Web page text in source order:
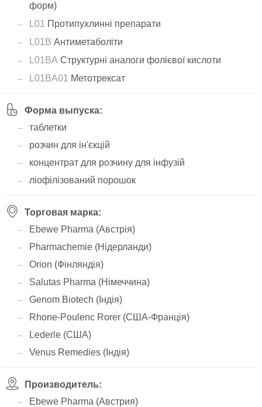
форм)
L01
Протипухлинні препарати
L01B Антиметаболіти
L01BA Структурні аналоги фолієвої кислоти
L01BA01
Метотрексат
Форма выпуска:
таблетки
розчин для ін'єкцій
концентрат для розчину для інфузій
ліофілізований порошок
Торговая марка:
Ebewe Pharma (Австрія)
Pharmachemie (Нідерланди)
Orion (Фінляндія)
Salutas Pharma (Німеччина)
Genom Biotech (Індія)
Rhone-Poulenc Rorer (США-Франція)
Lederle (США)
Venus Remedies (Індія)
Производитель:
Ebewe Pharma (Австрия)